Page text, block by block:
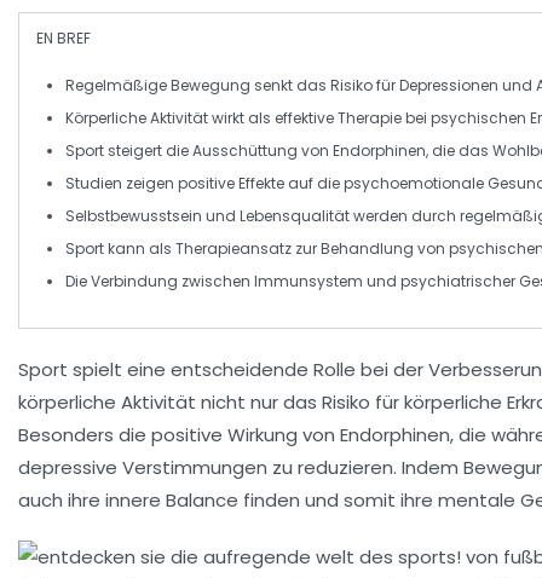
EN BREF
Regelmäßige Bewegung senkt das Risiko fürDepressionen und
Körperliche Aktivität wirkt als effektive Therapiebei psychischen
Sport steigert dieAusschüttung von Endorphinen, die das
Studien zeigen positive Effekte auf diepsychoemotionale
Selbstbewusstsein und Lebensqualitätwerden durch
Sport kann als Therapieansatz zur Behandlung von
Die Verbindung zwischen Immunsystem und psychiatrischer
Sport spielt eine entscheidende Rolle bei der
körperliche Aktivität nicht nur das Risiko für körperliche
Besonders die positive Wirkung von Endorphinen, die
depressive Verstimmungen zu reduzieren. Indem
auch ihre innere Balance finden und somit ihre mentale